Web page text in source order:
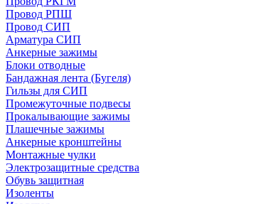
Провод РПШ
Провод СИП
Арматура СИП
Анкерные зажимы
Блоки отводные
Бандажная лента (Бугеля)
Гильзы для СИП
Промежуточные подвесы
Прокалывающие зажимы
Плашечные зажимы
Анкерные кронштейны
Монтажные чулки
Электрозащитные средства
Обувь защитная
Изоленты